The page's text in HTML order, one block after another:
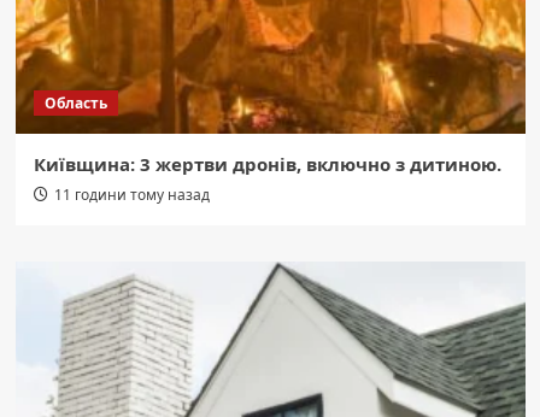
Область
Київщина: 3 жертви дронів, включно з дитиною.
11 години тому назад